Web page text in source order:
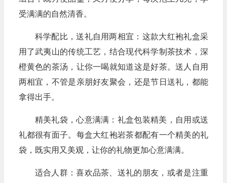
受满满的自然清香。
科学配比，送礼自用两相宜：这款大红袍礼盒采
用了武夷山的传统工艺，结合现代科学制茶技术，深
橙黄色的茶汤，让你一喝就知道这是好茶。送人自用
两相宜，不管是亲朋好友聚会，还是节日送礼，都能
拿得出手。
精美礼袋，心意满满：礼盒包装精美，自用或送
礼都很有面子。每盒大红袍岩茶都配有一个精美的礼
袋，既实用又美观，让你的礼物更加心意满满。
适合人群：喜欢品茶、送礼的朋友，或者是注重